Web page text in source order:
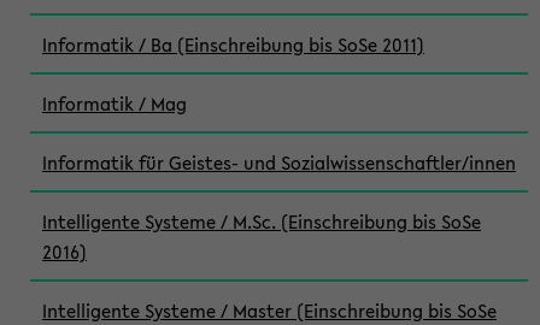
Informatik / Ba (Einschreibung bis SoSe 2011)
Informatik / Mag
Informatik für Geistes- und Sozialwissenschaftler/innen
Intelligente Systeme / M.Sc. (Einschreibung bis SoSe
2016)
Intelligente Systeme / Master (Einschreibung bis SoSe